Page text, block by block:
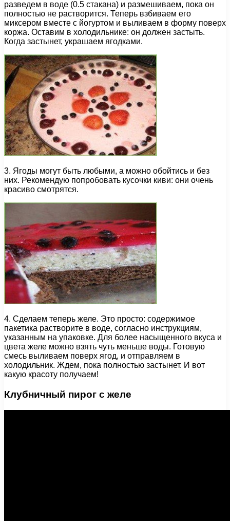
разведем в воде (0.5 стакана) и размешиваем, пока он
полностью не растворится. Теперь взбиваем его
миксером вместе с йогуртом и выливаем в форму поверх
коржа. Оставим в холодильнике: он должен застыть.
Когда застынет, украшаем ягодками.
3. Ягоды могут быть любыми, а можно обойтись и без
них. Рекомендую попробовать кусочки киви: они очень
красиво смотрятся.
4. Сделаем теперь желе. Это просто: содержимое
пакетика растворите в воде, согласно инструкциям,
указанным на упаковке. Для более насыщенного вкуса и
цвета желе можно взять чуть меньше воды. Готовую
смесь выливаем поверх ягод, и отправляем в
холодильник. Ждем, пока полностью застынет. И вот
какую красоту получаем!
Клубничный пирог с желе